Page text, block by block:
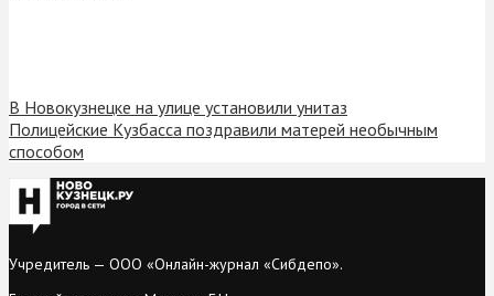
В Новокузнецке на улице установили унитаз
Полицейские Кузбасса поздравили матерей необычным
способом
Учредитель — ООО «Онлайн-журнал «Сибдепо».